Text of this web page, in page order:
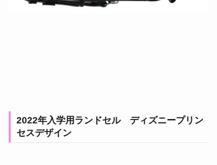
2022年入学用ランドセル ディズニープリン
セスデザイン